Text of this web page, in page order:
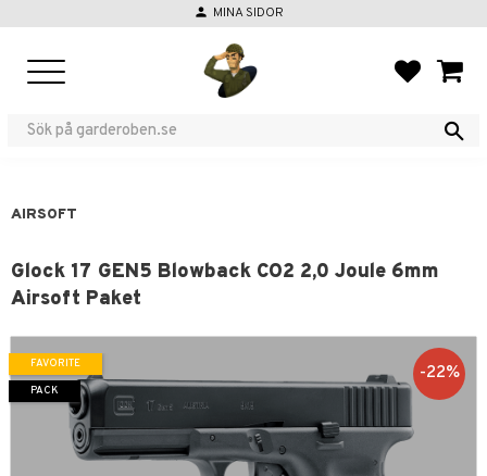
person MINA SIDOR
AIRSOFT
Glock 17 GEN5 Blowback CO2 2,0 Joule 6mm
Airsoft Paket
22%
FAVORITE
PACK